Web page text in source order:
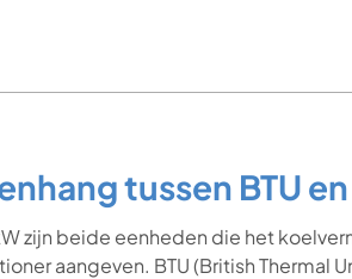
tussen BTU
zijn beide eenheden die het
aangeven. BTU (British Thermal